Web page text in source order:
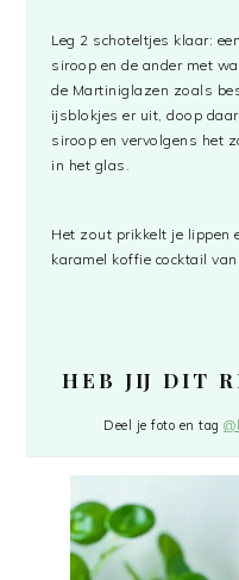
Leg 2 schoteltjes klaar:
siroop en de ander met
de Martiniglazen zoals
ijsblokjes er uit, doop
siroop en vervolgens het
in het glas.
Het zout prikkelt je lippen
karamel koffie cocktail van.
HEB JIJ DIT
Deel je foto en tag